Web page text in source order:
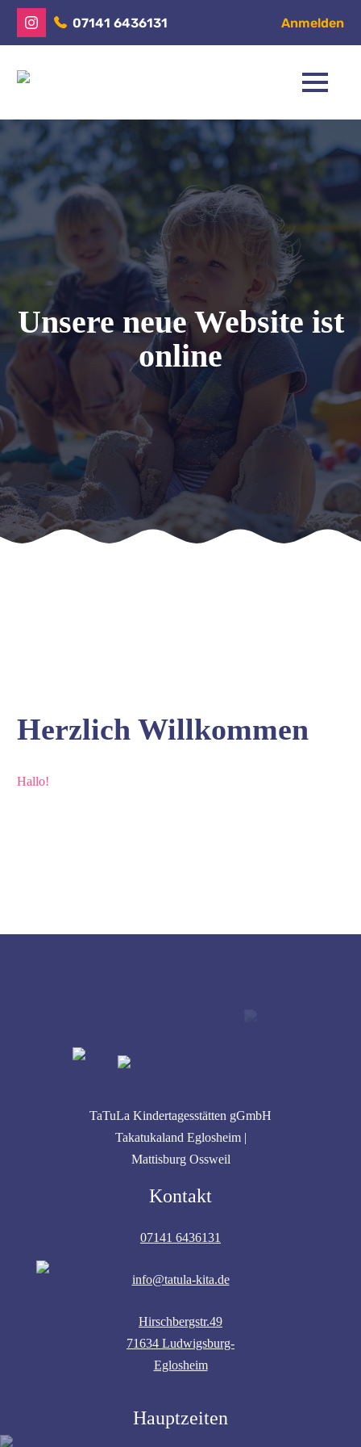
07141 6436131 Anmelden
Unsere neue Website ist
online
Herzlich Willkommen
Hallo!
TaTuLa Kindertagesstätten gGmbH
Takatukaland Eglosheim |
Mattisburg Ossweil
Kontakt
07141 6436131
info@tatula-kita.de
Hirschbergstr.49
71634 Ludwigsburg-
Eglosheim
Hauptzeiten